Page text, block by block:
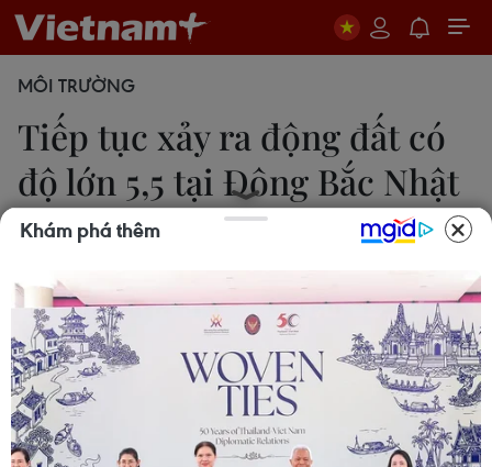
MÔI TRƯỜNG
Tiếp tục xảy ra động đất có
độ lớn 5,5 tại Đông Bắc Nhật
Bản
19/09/2023 00:36
Một trận động đất có độ lớn ban đầu là 5,5 đã
làm rung chuyển một khu vực rộng lớn ở miền
Đông Bắc Nhật Bản. Tuy nhiên, trận động đất này
không tiềm ẩn nguy cơ xảy ra sóng thần.
Khám phá thêm